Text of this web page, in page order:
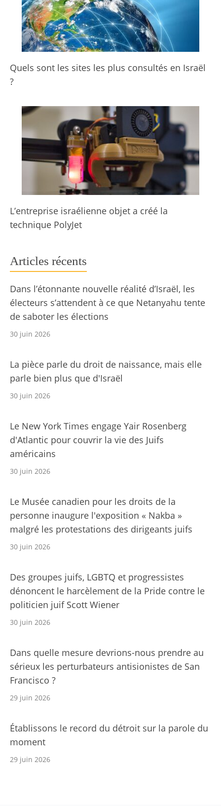
Quels sont les sites les plus consultés en Israël
?
L’entreprise israélienne objet a créé la
technique PolyJet
Articles récents
Dans l’étonnante nouvelle réalité d’Israël, les
électeurs s’attendent à ce que Netanyahu tente
de saboter les élections
30 juin 2026
La pièce parle du droit de naissance, mais elle
parle bien plus que d'Israël
30 juin 2026
Le New York Times engage Yair Rosenberg
d'Atlantic pour couvrir la vie des Juifs
américains
30 juin 2026
Le Musée canadien pour les droits de la
personne inaugure l'exposition « Nakba »
malgré les protestations des dirigeants juifs
30 juin 2026
Des groupes juifs, LGBTQ et progressistes
dénoncent le harcèlement de la Pride contre le
politicien juif Scott Wiener
30 juin 2026
Dans quelle mesure devrions-nous prendre au
sérieux les perturbateurs antisionistes de San
Francisco ?
29 juin 2026
Établissons le record du détroit sur la parole du
moment
29 juin 2026